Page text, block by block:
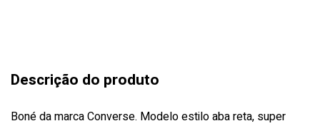
Descrição do produto
Boné da marca Converse. Modelo estilo aba reta, super